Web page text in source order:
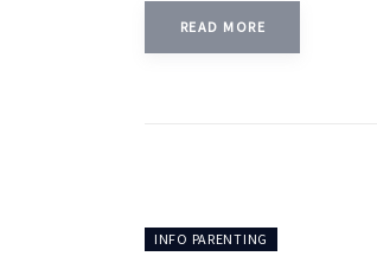
READ MORE
INFO PARENTING